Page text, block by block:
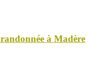
à Madère